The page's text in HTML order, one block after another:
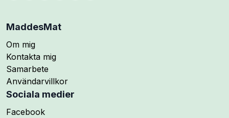
MaddesMat
Om mig
Kontakta mig
Samarbete
Användarvillkor
Sociala medier
Följ mig på
Facebook